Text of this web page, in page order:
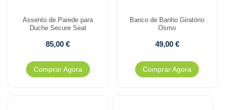
Assento de Parede para
Duche Secure Seat
85,00€
Comprar Agora
Banco de Banho Giratório
Osmo
49,00 €
Comprar Agora